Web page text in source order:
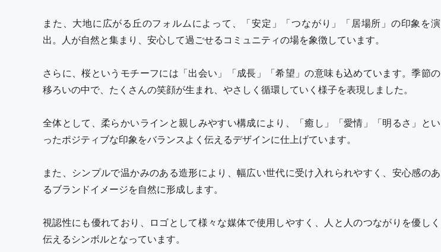
また、大地に広がる丘のフォルムによって、「安定」「つながり」「居場所」の印象を演
出。人が自然と集まり、安心して過ごせるコミュニティの場を象徴しています。
さらに、桜というモチーフには「出会い」「成長」「希望」の意味も込めています。季節の
移ろいの中で、たくさんの笑顔が生まれ、やさしく循環していく様子を表現しました。
全体として、柔らかいラインと親しみやすい構成により、「癒し」「愛情」「明るさ」とい
ったポジティブな印象をバランスよく伝えるデザインに仕上げています。
また、シンプルで温かみのある造形により、幅広い世代に受け入れられやすく、安心感のあ
るブランドイメージを自然に形成します。
視認性にも優れており、ロゴとして様々な媒体で使用しやすく、人と人のつながりを優しく
伝えるシンボルとなっています。